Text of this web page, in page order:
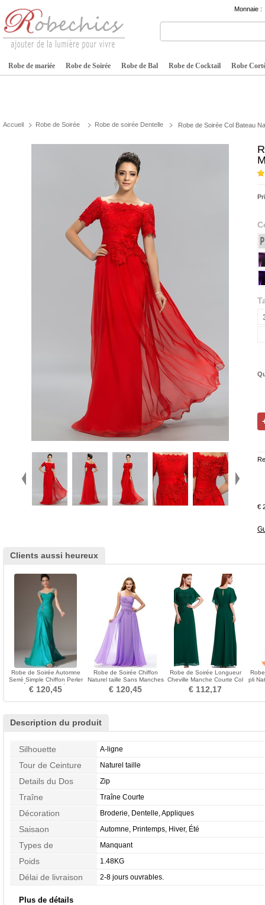
Monnaie :
Robe de mariée Robe de Soirée Robe de Bal Robe de Cocktail Robe
Accueil Robe de Soirée Robe de soirée Dentelle Robe de Soirée Col Bateau
€
Clients aussi heureux
Robe de Soirée Automne
Serré Simple Chiffon Perler
Épaule Dégagée
€ 120,45
Robe de Soirée Chiffon
Naturel taille Sans Manches
a ligne Broderie
€ 120,45
Robe de Soirée Longueur
Cheville Manche Courte Col
ras du Cou
€ 112,17
pli
Description du produit
Silhouette A-ligne
Tour de Ceinture Naturel taille
Details du Dos Zip
Traîne Traîne Courte
Décoration Broderie, Dentelle, Appliques
Saisaon Automne, Printemps, Hiver, Été
Types de
Morphologie
Manquant
Poids 1.48KG
Délai de livraison 2-8 jours ouvrables.
Plus de détails